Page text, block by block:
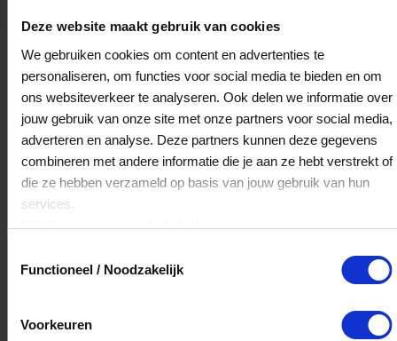
Deze website maakt gebruik van cookies
We gebruiken cookies om content en advertenties te
personaliseren, om functies voor social media te bieden en om
ons websiteverkeer te analyseren. Ook delen we informatie over
jouw gebruik van onze site met onze partners voor social media,
adverteren en analyse. Deze partners kunnen deze gegevens
combineren met andere informatie die je aan ze hebt verstrekt of
die ze hebben verzameld op basis van jouw gebruik van hun
services.
Klikhiervoor ons cookiebeleid.
Functioneel / Noodzakelijk
Voorkeuren
Herberg de morgenstond
St. Barbarastraat 35
5766PC Griendtsveen
Veelgestelde Vragen
Kan ik het saldo in delen besteden?
cadeaukaart in delen uitgeven.
Hoelang blijft mijn saldo geldig?